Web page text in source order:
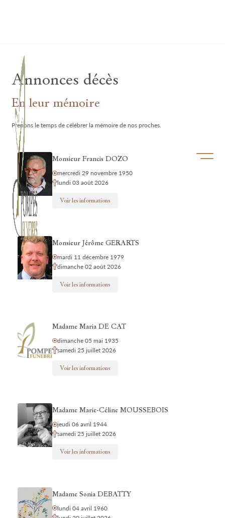
Ouvrir/
Annonces décès
En leur mémoire
Prenons le temps de célébrer la mémoire de nos proches.
Monsieur Francis DOZO
mercredi 29 novembre 1950
lundi 03 août 2026
Voir les informations
Monsieur Jérôme GERARTS
mardi 11 décembre 1979
dimanche 02 août 2026
Voir les informations
Madame Maria DE CAT
dimanche 05 mai 1935
samedi 25 juillet 2026
Voir les informations
Madame Marie-Céline MOUSSEBOIS
jeudi 06 avril 1944
samedi 25 juillet 2026
Voir les informations
Madame Sonia DEBATTY
lundi 04 avril 1960